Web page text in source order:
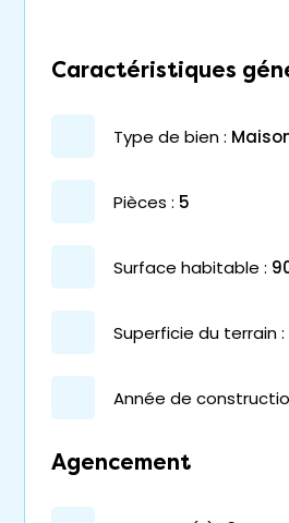
Caractéristiques
type de bien :
pièces : 5
surface habitable :
superficie du terrain :
année de
Agencement